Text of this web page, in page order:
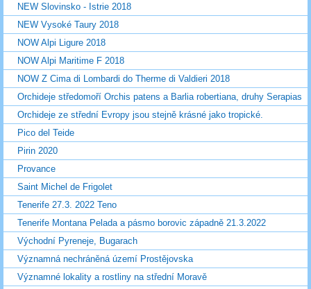
NEW Slovinsko - Istrie 2018
NEW Vysoké Taury 2018
NOW Alpi Ligure 2018
NOW Alpi Maritime F 2018
NOW Z Cima di Lombardi do Therme di Valdieri 2018
Orchideje středomoří Orchis patens a Barlia robertiana, druhy Serapias
Orchideje ze střední Evropy jsou stejně krásné jako tropické.
Pico del Teide
Pirin 2020
Provance
Saint Michel de Frigolet
Tenerife 27.3. 2022 Teno
Tenerife Montana Pelada a pásmo borovic západně 21.3.2022
Východní Pyreneje, Bugarach
Významná nechráněná území Prostějovska
Významné lokality a rostliny na střední Moravě